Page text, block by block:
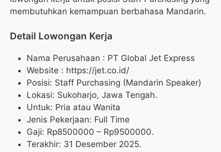
membutuhkan kemampuan berbahasa Mandarin.
Detail Lowongan Kerja
Nama Perusahaan : PT Global Jet Express
Website : https://jet.co.id/
Posisi: Staff Purchasing (Mandarin Speaker)
Lokasi: Sukoharjo, Jawa Tengah.
Untuk: Pria atau Wanita
Jenis Pekerjaan: Full Time
Gaji: Rp8500000 – Rp9500000.
Terakhir: 31 Desember 2025.